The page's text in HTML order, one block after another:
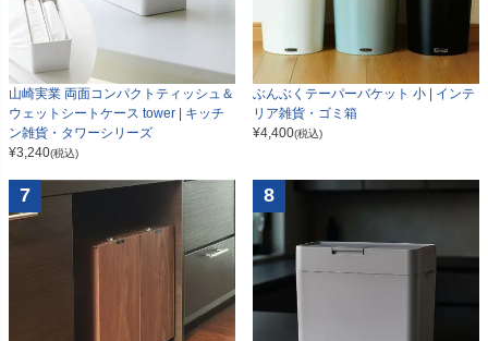
山崎実業 両面コンパクトティッシュ＆
ウェットシートケース tower | キッチ
ン雑貨・タワーシリーズ
¥3,240(税込)
ぶんぶくテーパーバケット 小 | インテ
リア雑貨・ゴミ箱
¥4,400(税込)
7 8